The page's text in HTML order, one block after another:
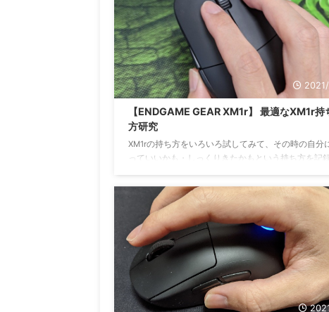
パッドのサイズは940 x 410 mmでXXLサイズ。 外箱
にはLサイズとの比較イメージがある。Lサイズが2
ならぶくらいの大きさ。 デスクに敷いてみた 実際に
【ENDGAME GEAR XM1r】 最適なXM1r持
方研究
XM1rの持ち方をいろいろ試してみて、その時の自分
っていいかも・しっくりきたかもという持ち方を記録
え、手指、手首など可動域の変化でイマイチに感じ
きもある。 使ってるマウスバンジーはBenQ Zowie
CAMADE II。有線マウスをFPSゲームなどで使うなら
マウスバンジーはあったほうがいい。ケーブルの動き
マウス操作が阻害されることが少なくなる。 XM1rを持
ってセンサー側を見た様子。自分は親指の平をちゃん
つける、小指はちょい指先片側らへん ...